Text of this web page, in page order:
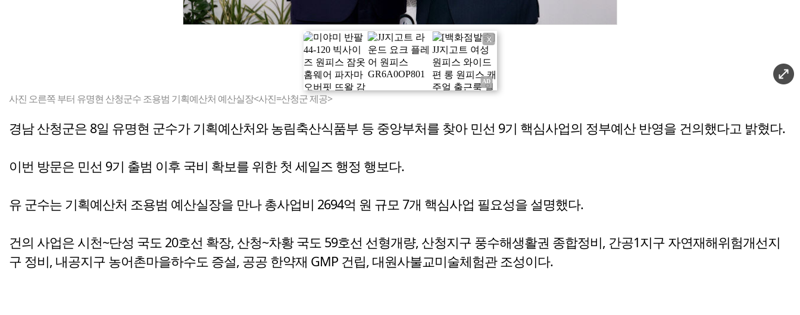
X
사진 오른쪽 부터 유명현 산청군수 조용범 기획예산처 예산실장<사진=산청군 제공>
경남 산청군은 8일 유명현 군수가 기획예산처와 농림축산식품부 등 중앙부처를 찾아 민선 9기 핵심사업의 정부예산 반영을 건의했다고 밝혔다.
이번 방문은 민선 9기 출범 이후 국비 확보를 위한 첫 세일즈 행정 행보다.
유 군수는 기획예산처 조용범 예산실장을 만나 총사업비 2694억 원 규모 7개 핵심사업 필요성을 설명했다.
건의 사업은 시천~단성 국도 20호선 확장, 산청~차황 국도 59호선 선형개량, 산청지구 풍수해생활권 종합정비, 간공1지구 자연재해위험개선지
구 정비, 내공지구 농어촌마을하수도 증설, 공공 한약재 GMP 건립, 대원사불교미술체험관 조성이다.